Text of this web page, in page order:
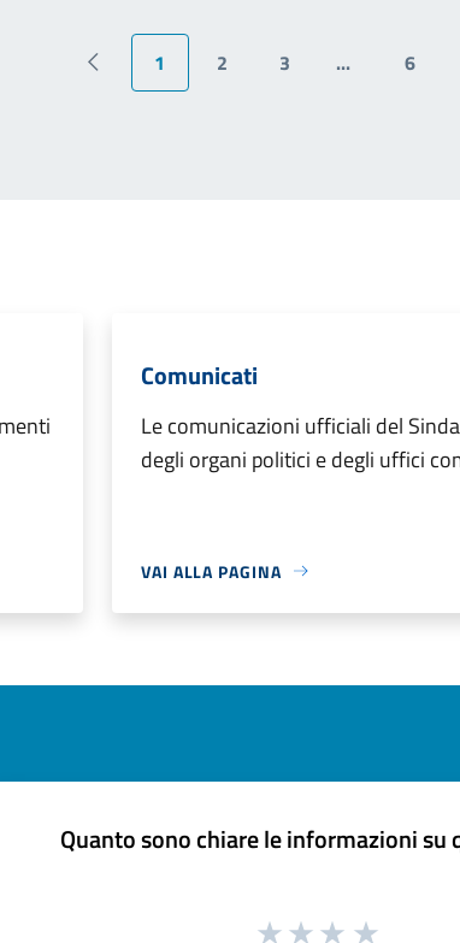
Pagina precedente
1 2 3 ... 6
Comunicati
Le comunicazioni ufficiali del
degli organi politici e degli uffici
VAI ALLA PAGINA
Quanto sono chiare le informazioni su